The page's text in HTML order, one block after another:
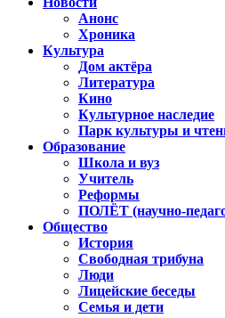
Анонс
Хроника
Культура
Дом актёра
Литература
Кино
Культурное наследие
Парк культуры и
Образование
Школа и вуз
Учитель
Реформы
ПОЛЁТ (научно-
Общество
История
Свободная трибуна
Люди
Лицейские беседы
Семья и дети